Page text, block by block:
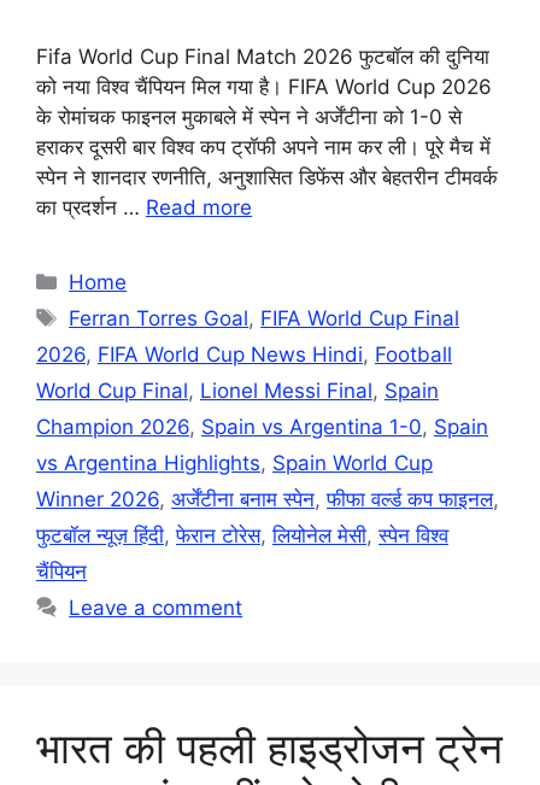
Fifa World Cup Final Match 2026 फुटबॉल की दुनिया
को नया विश्व चैंपियन मिल गया है। FIFA World Cup 2026
के रोमांचक फाइनल मुकाबले में स्पेन ने अर्जेंटीना को 1-0 से
हराकर दूसरी बार विश्व कप ट्रॉफी अपने नाम कर ली। पूरे मैच में
स्पेन ने शानदार रणनीति, अनुशासित डिफेंस और बेहतरीन टीमवर्क
का प्रदर्शन … Read more
Categories
Home
Tags
Ferran Torres Goal, FIFA World Cup Final
2026, FIFA World Cup News Hindi, Football
World Cup Final, Lionel Messi Final, Spain
Champion 2026, Spain vs Argentina 1-0, Spain
vs Argentina Highlights, Spain World Cup
Winner 2026, अर्जेंटीना बनाम स्पेन,फीफा वर्ल्ड कप फाइनल,
फुटबॉल न्यूज़ हिंदी,फेरान टोरेस,लियोनेल मेसी,स्पेन विश्व
चैंपियन
Leave a comment
भारत की पहली हाइड्रोजन ट्रेन